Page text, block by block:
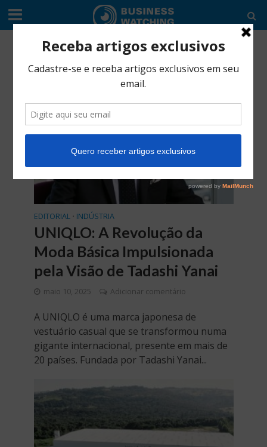
Categoria -Editorial INDÚSTRIA
EDITORIAL • INDÚSTRIA
UNIQLO: A Revolução da
Moda Básica Impulsionada
pela Visão de Tadashi Yanai
maio 10, 2025 Adicionar comentário
A UNIQLO é uma marca japonesa de
vestuário casual que se transformou numa
gigante internacional, presente em mais de
20 países. Fundada por Tadashi Yanai...